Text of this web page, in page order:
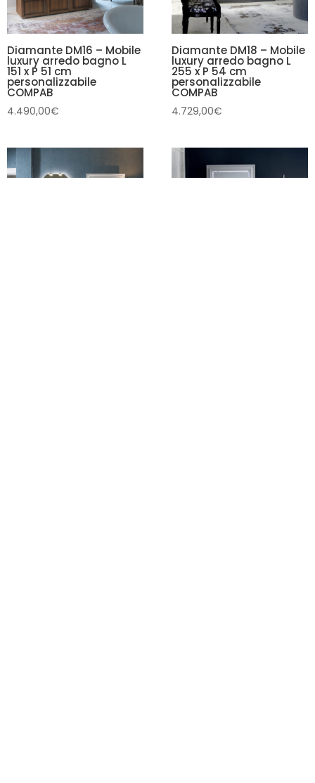
Diamante DM16 – Mobile
luxury arredo bagno L
151 x P 51 cm
personalizzabile
COMPAB
4.490,00€
Diamante DM18 – Mobile
luxury arredo bagno L
255 x P 54 cm
personalizzabile
COMPAB
4.729,00€